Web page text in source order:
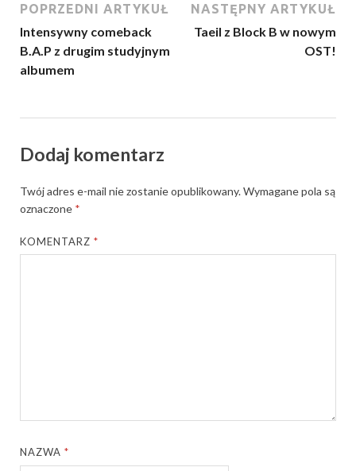
POPRZEDNI ARTYKUŁ
Intensywny comeback
B.A.P z drugim studyjnym
albumem
NASTĘPNY ARTYKUŁ
Taeil z Block B w nowym
OST!
Dodaj komentarz
Twój adres e-mail nie zostanie opublikowany.Wymagane pola są
oznaczone *
KOMENTARZ*
NAZWA*